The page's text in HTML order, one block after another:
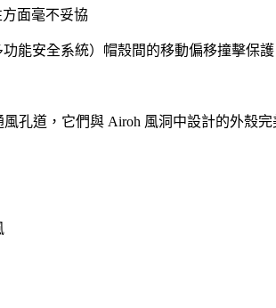
面毫不妥協
能安全系統）帽殼間的移動偏移撞擊保護
孔道， 它們與 Airoh 風洞中設計的外殼完